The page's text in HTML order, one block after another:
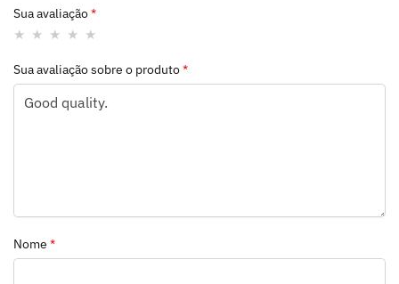
Sua avaliação*
Sua avaliação sobre o produto*
Nome *